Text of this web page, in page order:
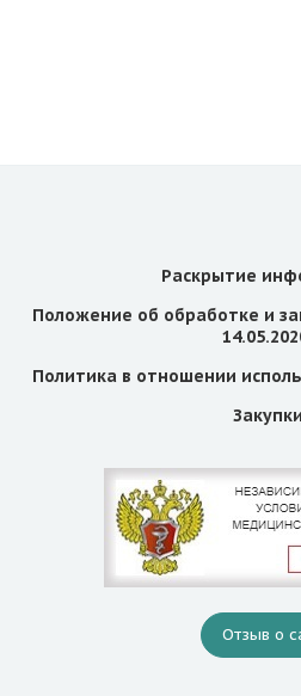
Раскрытие
Положение об обработке и
Политика в отношении
Закупки
Отзыв о